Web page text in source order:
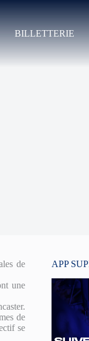
BILLETTERIE
de
une
de
se
APP